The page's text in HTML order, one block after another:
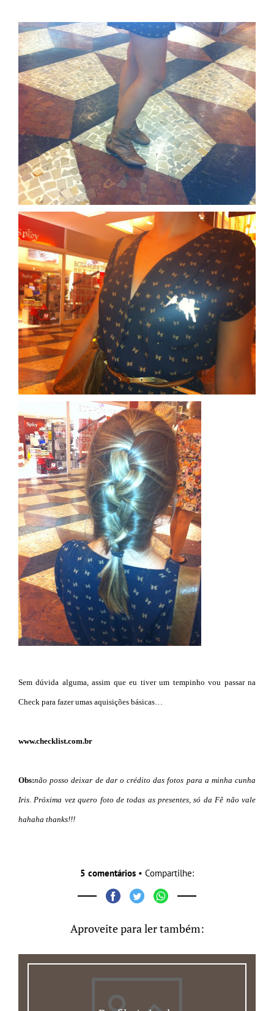
Sem dúvida alguma, assim que eu tiver um tempinho vou passar na
Check para fazer umas aquisições básicas…
www.checklist.com.br
Obs:não posso deixar de dar o crédito das fotos para a minha cunha
Iris. Próxima vez quero foto de todas as presentes, só da Fê não vale
hahaha thanks!!!
5 comentários • Compartilhe:
Aproveite para ler também: